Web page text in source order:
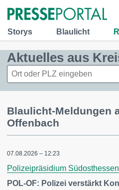
Storys Blaulicht
Aktuelles aus
Blaulicht-Meldungen
Offenbach
07.08.2026 – 12:23
Polizeipräsidium Südosthessen
POL-OF: Polizei verstärkt